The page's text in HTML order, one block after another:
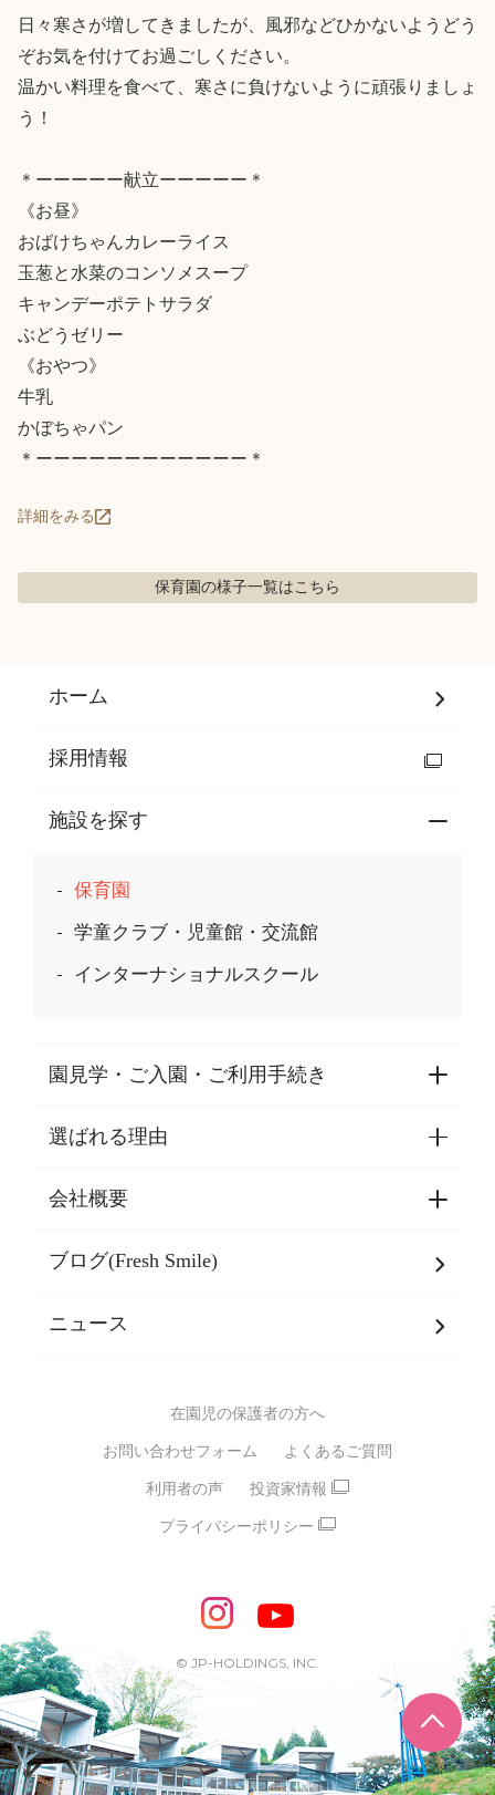
日々寒さが増してきましたが、風邪などひかないようどう
ぞお気を付けてお過ごしください。
温かい料理を食べて、寒さに負けないように頑張りましょ
う！
＊ーーーーー献立ーーーーー＊
《お昼》
おばけちゃんカレーライス
玉葱と水菜のコンソメスープ
キャンデーポテトサラダ
ぶどうゼリー
《おやつ》
牛乳
かぼちゃパン
＊ーーーーーーーーーーーー＊
詳細をみる
保育園の様子一覧はこちら
ページ
ホーム
採用情報
施設を探す
保育園
学童クラブ・児童館・交流館
インターナショナルスクール
園見学・ご入園・ご利用手続き
園見学・ご入園・ご利用手続き
東京都認証保育所空き状況
選ばれる理由
選ばれる理由一覧
乳児期・幼児期・
バイリンガル保育園
スポーツ保育園
モンテッソーリ式保育園
STEAMS保育・学童
えいご
めざせ！バイリンガル！
めざせ！アスリート教室
ピアノ教室♪ ドレミっこ
めざせ!HIPHOPダンサー!
輝け！チアリーダー
会社概要
会社概要
SDGsについて
ブログ(Fresh Smile)
ニュース
在園児の保護者の方へ
お問い合わせフォーム よくあるご質問
利用者の声 投資家情報
プライバシーポリシー
© JP-HOLDINGS, INC.